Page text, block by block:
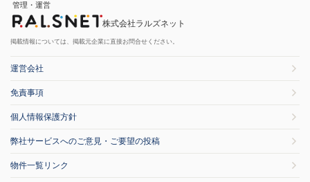
管理・運営
株式会社ラルズネット
掲載情報については、掲載元企業に直接お問合せください。
運営会社
免責事項
個人情報保護方針
弊社サービスへのご意見・ご要望の投稿
物件一覧リンク